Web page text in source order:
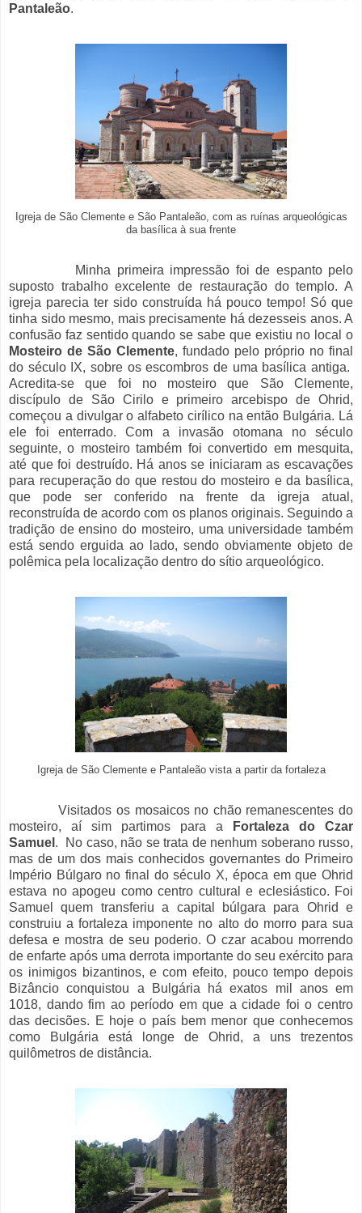
Pantaleão.
Igreja de São Clemente e São Pantaleão, com as ruínas arqueológicas
da basílica à sua frente
Minha primeira impressão foi de espanto pelo
suposto trabalho excelente de restauração do templo. A
igreja parecia ter sido construída há pouco tempo! Só que
tinha sido mesmo, mais precisamente há dezesseis anos. A
confusão faz sentido quando se sabe que existiu no local o
Mosteiro de São Clemente, fundado pelo próprio no final
do século IX, sobre os escombros de uma basílica antiga.
Acredita-se que foi no mosteiro que São Clemente,
discípulo de São Cirilo e primeiro arcebispo de Ohrid,
começou a divulgar o alfabeto cirílico na então Bulgária. Lá
ele foi enterrado. Com a invasão otomana no século
seguinte, o mosteiro também foi convertido em mesquita,
até que foi destruído. Há anos se iniciaram as escavações
para recuperação do que restou do mosteiro e da basílica,
que pode ser conferido na frente da igreja atual,
reconstruída de acordo com os planos originais. Seguindo a
tradição de ensino do mosteiro, uma universidade também
está sendo erguida ao lado, sendo obviamente objeto de
polêmica pela localização dentro do sítio arqueológico.
Igreja de São Clemente e Pantaleão vista a partir da fortaleza
Visitados os mosaicos no chão remanescentes do
mosteiro, aí sim partimos para a
Fortaleza do Czar
Samuel . No caso, não se trata de nenhum soberano russo,
mas de um dos mais conhecidos governantes do Primeiro
Império Búlgaro no final do século X, época em que Ohrid
estava no apogeu como centro cultural e eclesiástico. Foi
Samuel quem transferiu a capital búlgara para Ohrid e
construiu a fortaleza imponente no alto do morro para sua
defesa e mostra de seu poderio. O czar acabou morrendo
de enfarte após uma derrota importante do seu exército para
os inimigos bizantinos, e com efeito, pouco tempo depois
Bizâncio conquistou a Bulgária há exatos mil anos em
1018, dando fim ao período em que a cidade foi o centro
das decisões. E hoje o país bem menor que conhecemos
como Bulgária está longe de Ohrid, a uns trezentos
quilômetros de distância.